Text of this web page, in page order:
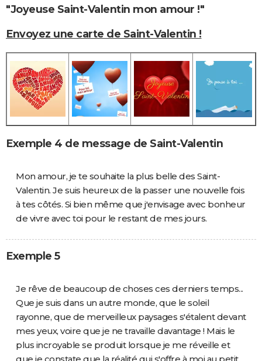
"Joyeuse Saint-Valentin mon amour !"
Envoyez une carte de Saint-Valentin !
Exemple 4 de message de Saint-Valentin
Mon amour, je te souhaite la plus belle des Saint-
Valentin. Je suis heureux de la passer une nouvelle fois
à tes côtés. Si bien même que j'envisage avec bonheur
de vivre avec toi pour le restant de mes jours.
Exemple 5
Je rêve de beaucoup de choses ces derniers temps...
Que je suis dans un autre monde, que le soleil
rayonne, que de merveilleux paysages s'étalent devant
mes yeux, voire que je ne travaille davantage ! Mais le
plus incroyable se produit lorsque je me réveille et